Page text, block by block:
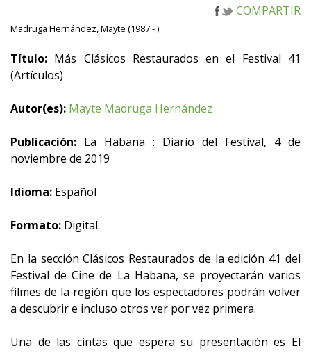
COMPARTIR
Madruga Hernández, Mayte (1987 - )
Título: Más Clásicos Restaurados en el Festival 41
(Artículos)
Autor(es): Mayte Madruga Hernández
Publicación: La Habana : Diario del Festival, 4 de
noviembre de 2019
Idioma: Español
Formato: Digital
En la sección Clásicos Restaurados de la edición 41 del
Festival de Cine de La Habana, se proyectarán varios
filmes de la región que los espectadores podrán volver
a descubrir e incluso otros ver por vez primera.
Una de las cintas que espera su presentación es El